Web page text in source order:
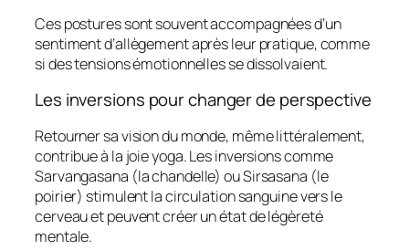
Ces postures sont souvent accompagnées d’un
sentiment d’allègement après leur pratique, comme
si des tensions émotionnelles se dissolvaient.
Les inversions pour changer de perspective
Retourner sa vision du monde, même littéralement,
contribue à la joie yoga. Les inversions comme
Sarvangasana (la chandelle) ou Sirsasana (le
poirier) stimulent la circulation sanguine vers le
cerveau et peuvent créer un état de légèreté
mentale.